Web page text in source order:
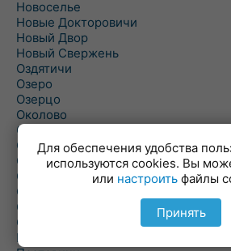
Новоселье
Новые Докторовичи
Новый Двор
Новый Свержень
Оздятичи
Озеро
Озерцо
Околово
Октябрь
Октябрьский
Олехновичи
Омговичи
Оношки
Осовец
Острошицкий Городок
Пасека
Для обеспечения удобства
используются cookies. Вы
или настроить файлы
Принять